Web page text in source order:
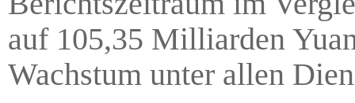
auf 105,35 Milliarden
Wachstum unter allen